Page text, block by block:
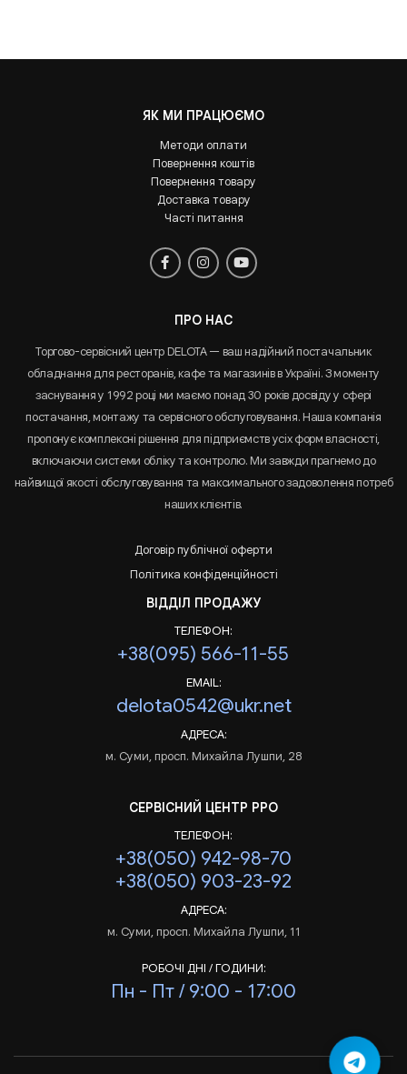
ЯК МИ ПРАЦЮЄМО
Методи оплати
Повернення коштів
Повернення товару
Доставка товару
Часті питання
ПРО НАС
Торгово-сервісний центр DELOTA — ваш надійний постачальник
обладнання для ресторанів, кафе та магазинів в Україні. З моменту
заснування у 1992 році ми маємо понад 30 років досвіду у сфері
постачання, монтажу та сервісного обслуговування. Наша компанія
пропонує комплексні рішення для підприємств усіх форм власності,
включаючи системи обліку та контролю. Ми завжди прагнемо до
найвищої якості обслуговування та максимального задоволення потреб
наших клієнтів.
Договір публічної оферти
Політика конфіденційності
ВІДДІЛ ПРОДАЖУ
ТЕЛЕФОН:
+38(095) 566-11-55
EMAIL:
delota0542@ukr.net
АДРЕСА:
м. Суми, просп. Михайла Лушпи, 28
СЕРВІСНИЙ ЦЕНТР РРО
ТЕЛЕФОН:
+38(050) 942-98-70
+38(050) 903-23-92
АДРЕСА:
м. Суми, просп. Михайла Лушпи, 11
РОБОЧІ ДНІ / ГОДИНИ:
Пн - Пт / 9:00 - 17:00